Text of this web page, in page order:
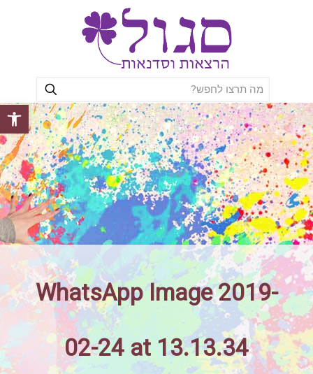
פתח
WhatsApp Image 2019-
02-24 at 13.13.34